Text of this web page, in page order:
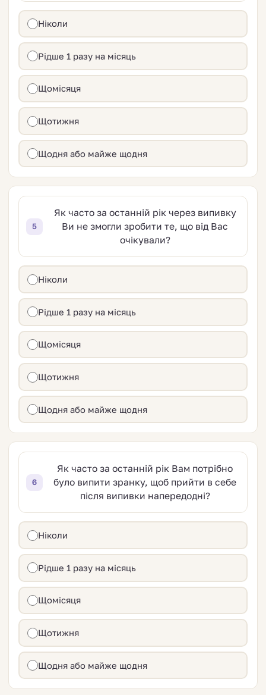
Ніколи
Рідше 1 разу на місяць
Щомісяця
Щотижня
Щодня або майже щодня
5
Як часто за останній рік через випивку
Ви не змогли зробити те, що від Вас
очікували?
Ніколи
Рідше 1 разу на місяць
Щомісяця
Щотижня
Щодня або майже щодня
6
Як часто за останній рік Вам потрібно
було випити зранку, щоб прийти в себе
після випивки напередодні?
Ніколи
Рідше 1 разу на місяць
Щомісяця
Щотижня
Щодня або майже щодня